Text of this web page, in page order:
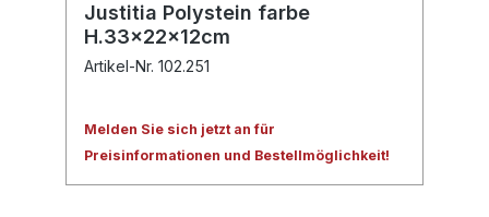
Justitia Polystein farbe
H.33x22x12cm
Artikel-Nr. 102.251
Melden Sie sich jetzt an für
Preisinformationen und Bestellmöglichkeit!